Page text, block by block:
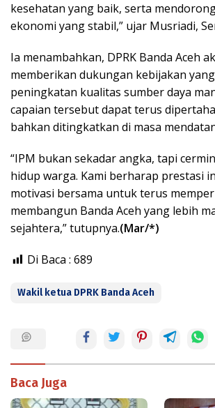
kesehatan yang baik, serta
ekonomi yang stabil,” ujar Musriadi,
Ia menambahkan, DPRK Banda Aceh
memberikan dukungan kebijakan
peningkatan kualitas sumber daya
capaian tersebut dapat terus
bahkan ditingkatkan di masa
“IPM bukan sekadar angka, tapi
hidup warga. Kami berharap prestasi
motivasi bersama untuk terus
membangun Banda Aceh yang lebih
sejahtera,” tutupnya.(Mar/*)
Di Baca : 689
Wakil ketua DPRK Banda Aceh
Baca Juga